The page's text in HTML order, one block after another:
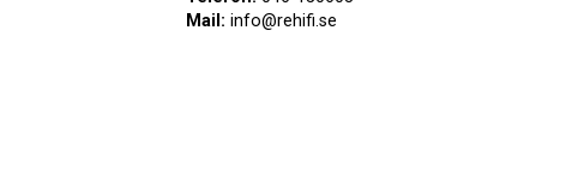
Mail: info@rehifi.se